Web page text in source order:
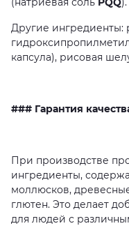
Другие ингредиенты:
капсула), рисовая
### Гарантия
При производстве
ингредиенты,
моллюсков,
глютен. Это делает
для людей с